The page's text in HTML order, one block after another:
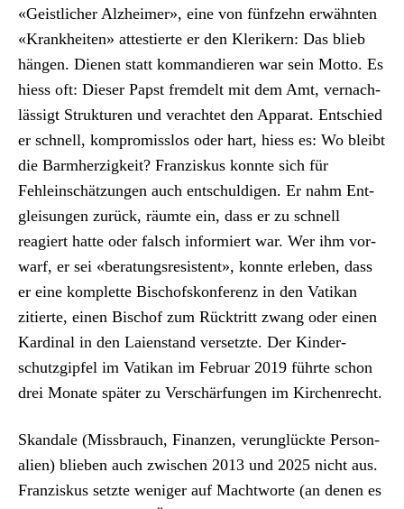
«Geistlich­er Alzheimer», eine von fün­fzehn erwäh­n­ten
«Krankheit­en» attestierte er den Klerik­ern: Das blieb
hän­gen. Dienen statt kom­mandieren war sein Mot­to. Es
hiess oft: Dieser Papst fremdelt mit dem Amt, ver­nach­
läs­sigt Struk­turen und ver­achtet den Appa­rat. Entsch­ied
er schnell, kom­pro­miss­los oder hart, hiess es: Wo bleibt
die Barmherzigkeit? Franziskus kon­nte sich für
Fehlein­schätzun­gen auch entschuldigen. Er nahm Ent­
gleisun­gen zurück, räumte ein, dass er zu schnell
reagiert hat­te oder falsch informiert war. Wer ihm vor­
warf, er sei «beratungsre­sistent», kon­nte erleben, dass
er eine kom­plette Bischof­skon­ferenz in den Vatikan
zitierte, einen Bischof zum Rück­tritt zwang oder einen
Kar­di­nal in den Laien­stand ver­set­zte. Der Kinder­
schutzgipfel im Vatikan im Feb­ru­ar 2019 führte schon
drei Monate später zu Ver­schär­fun­gen im Kirchen­recht.
Skan­dale (Miss­brauch, Finanzen, verunglück­te Per­son­
alien) blieben auch zwis­chen 2013 und 2025 nicht aus.
Franziskus set­zte weniger auf Macht­worte (an denen es